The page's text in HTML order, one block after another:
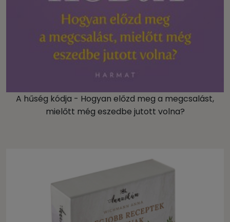
A hűség kódja - Hogyan előzd meg a megcsalást,
mielőtt még eszedbe jutott volna?